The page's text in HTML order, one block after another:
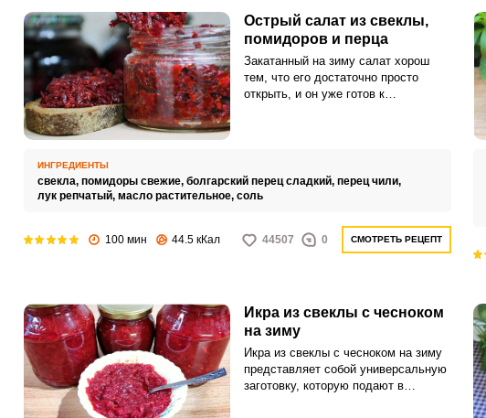
Острый салат из свеклы,
помидоров и перца
Закатанный на зиму салат хорош
тем, что его достаточно просто
открыть, и он уже готов к
ИНГРЕДИЕНТЫ
свекла, помидоры свежие, болгарский перец сладкий, перец чили,
лук репчатый, масло растительное, соль
100 мин 44.5 кКал 44507 0 СМОТРЕТЬ РЕЦЕПТ
Икра из свеклы с чесноком
на зиму
Икра из свеклы с чесноком на зиму
представляет собой универсальную
заготовку, которую подают в